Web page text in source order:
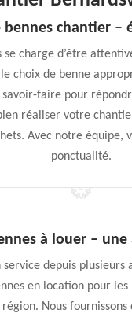
bennes chantier –
charge d’être
choix de benne
savoir-faire pour
réaliser votre
Avec notre
ponctualité.
à louer –
service depuis plusieurs
en location pour
région. Nous